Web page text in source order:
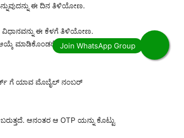
ಈ ದಿನ ತಿಳಿಯೋಣ.
ವಿಧಾನವನ್ನು ಈ ಕೆಳಗೆ ತಿಳಿಯೋಣ.
ಮಾಡಿಕೊಂಡರೆ ನಿಮಗೆ ಆಧಾರ್
ಗೆ ಯಾವ ಮೊಬೈಲ್ ನಂಬರ್
ಆನಂತರ ಆ OTP ಯನ್ನು ಕೊಟ್ಟು